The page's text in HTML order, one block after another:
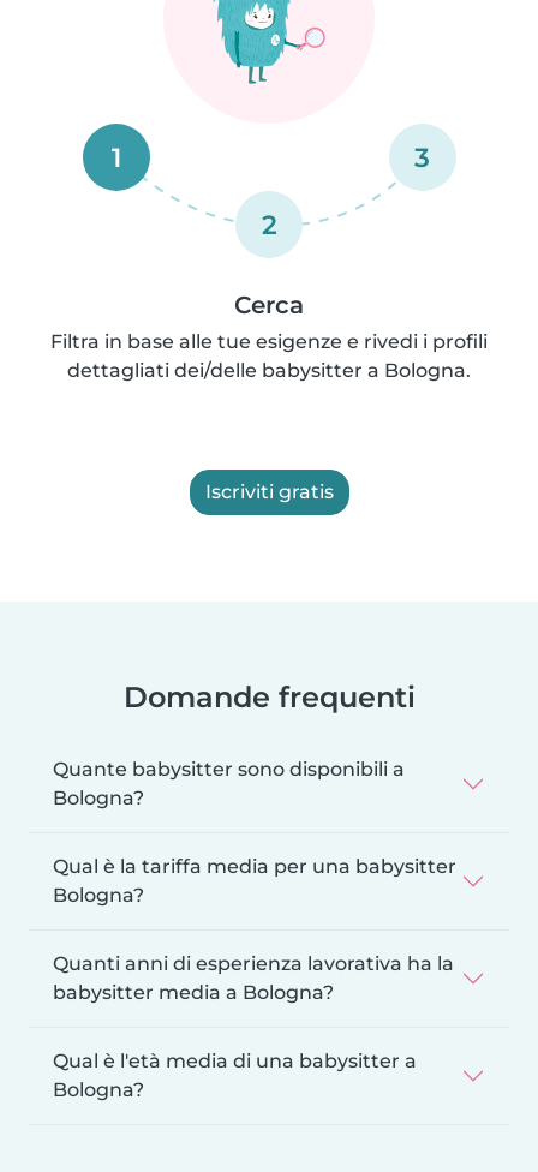
1
2
3
Cerca
Filtra in base alle tue esigenze e rivedi i profili
dettagliati dei/delle babysitter a Bologna.
Iscriviti gratis
Domande frequenti
Quante babysitter sono disponibili a
Bologna?
Qual è la tariffa media per una babysitter
Bologna?
Quanti anni di esperienza lavorativa ha la
babysitter media a Bologna?
Qual è l'età media di una babysitter a
Bologna?